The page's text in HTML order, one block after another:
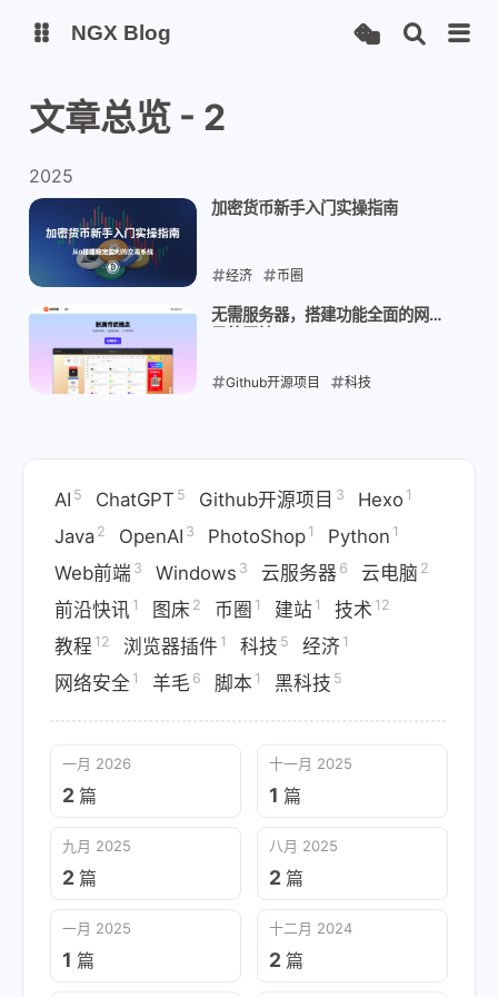
Status Qexo
备用链接
NGX Blog
文章总览 - 2
2025
加密货币新手入门实操指南
经济 币圈
2025-08-19
无需服务器，搭建功能全面的网址
Github开源项目 科技
AI 5 ChatGPT 5 Github开源项目 3 Hexo 1
Java 2 OpenAI 3 PhotoShop 1 Python 1
Web前端 3 Windows 3 云服务器 6 云电脑 2
前沿快讯 1 图床 2 币圈 1 建站 1 技术 12
教程 12 浏览器插件 1 科技 5 经济 1
网络安全 1 羊毛 6 脚本 1 黑科技 5
一月 2026
2 篇
十一月 2025
1 篇
九月 2025
2 篇
八月 2025
2 篇
一月 2025
1 篇
十二月 2024
2 篇